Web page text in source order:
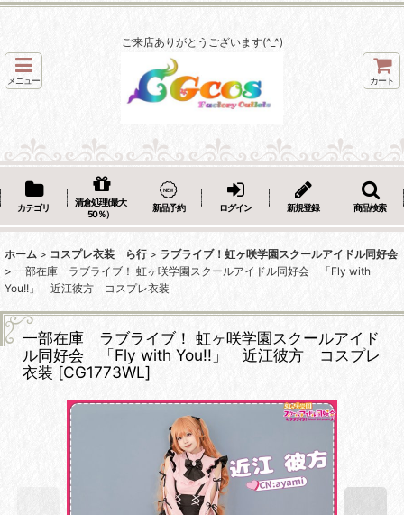
ご来店ありがとうございます(^_^)
メニュー カート
カテゴリ
清倉処理(最大
50％）
新品予約 ログイン 新規登録 商品検索
ホーム > コスプレ衣装 ら行 > ラブライブ！虹ヶ咲学園スクールアイドル同好会
> 一部在庫 ラブライブ！ 虹ヶ咲学園スクールアイドル同好会 「Fly with
You!!」 近江彼方 コスプレ衣装
一部在庫 ラブライブ！ 虹ヶ咲学園スクールアイド
ル同好会 「Fly with You!!」 近江彼方 コスプレ
衣装 [CG1773WL]